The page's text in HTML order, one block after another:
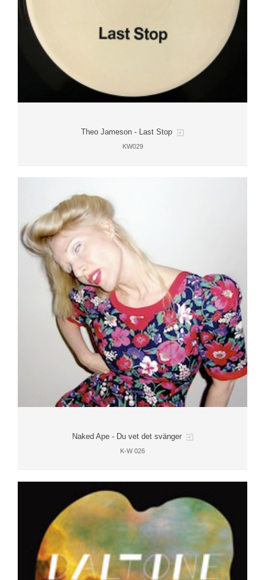
Theo Jameson - Last Stop
KW029
Naked Ape - Du vet det svänger
K-W 026